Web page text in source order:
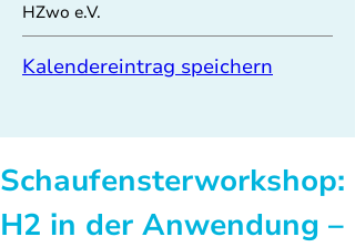
HZwo e.V.
Kalendereintrag speichern
Schaufensterworkshop:
H2 in der Anwendung –